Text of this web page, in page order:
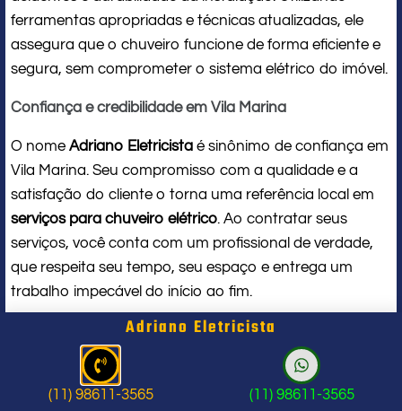
ferramentas apropriadas e técnicas atualizadas, ele
assegura que o chuveiro funcione de forma eficiente e
segura, sem comprometer o sistema elétrico do imóvel.
Confiança e credibilidade em Vila Marina
O nome Adriano Eletricista é sinônimo de confiança em
Vila Marina. Seu compromisso com a qualidade e a
satisfação do cliente o torna uma referência local em
serviços para chuveiro elétrico. Ao contratar seus
serviços, você conta com um profissional de verdade,
que respeita seu tempo, seu espaço e entrega um
trabalho impecável do início ao fim.
Problema com chuveiro: sinais que
indicam a hora de chamar um
profissional
Adriano Eletricista
(11) 98611-3565 (11) 98611-3565